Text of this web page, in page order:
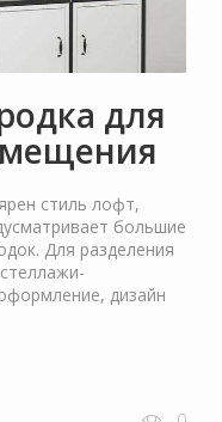
для
стиль лофт,
большие
Для разделения
дизайн